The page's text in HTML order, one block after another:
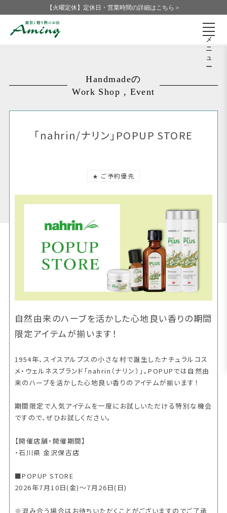
【火曜定休】定休日・営業時間の詳細はこちら＞
メ
ニ
ュ
ー
Handmadeの
Work Shop , Event
「nahrin/ナリン」POPUP STORE
★ ご予約優先
自然由来のハーブを活かした心地良い香りの期間
限定アイテムが揃います！
1954年、スイスアルプスの小さな村で誕生したナチュラルコス
メ・ウェルネスブランド「nahrin（ナリン）」。POPUPでは自然由
来のハーブを活かした心地良い香りのアイテムが揃います！
期間限定で人気アイテムを一度にお試しいただける特別な機会
ですので、ぜひお試しください。
【開催店舗・開催期間】
・石川県 金沢保古店
■POPUP STORE
2026年7月10日(金)～7月26日(日)
※混み合う場合はお待ちいただくことがございますのでご了承